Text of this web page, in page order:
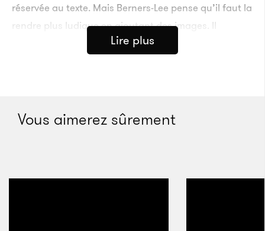
réservée au texte. Mais Berners-Lee pense qu’il faut la
rendre plus ludique en ajoutant des images. Il
demande donc tout naturellement une photographie
Lire plus
Vous aimerez sûrement